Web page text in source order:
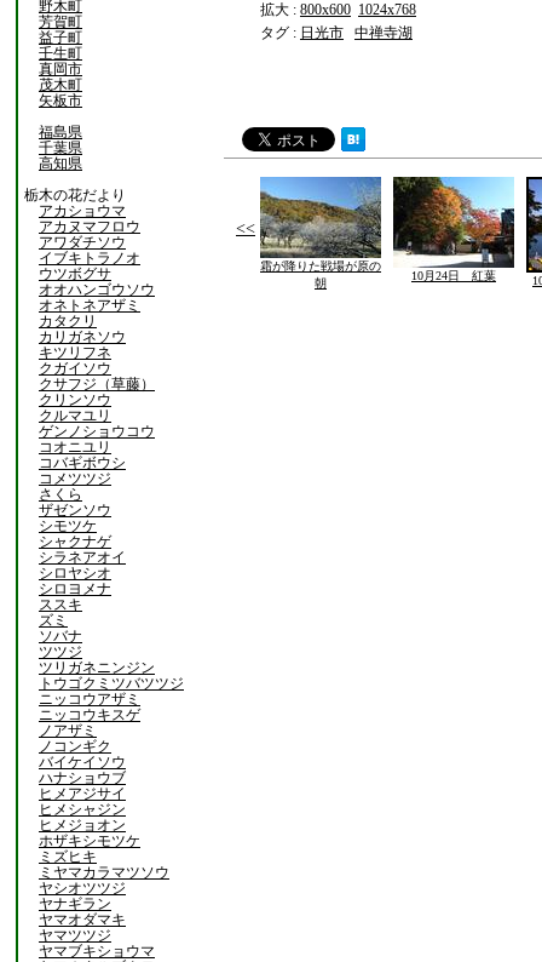
野木町
芳賀町
益子町
壬生町
真岡市
茂木町
矢板市
福島県
千葉県
高知県
栃木の花だより
アカショウマ
アカヌマフロウ
アワダチソウ
イブキトラノオ
ウツボグサ
オオハンゴウソウ
オネトネアザミ
カタクリ
カリガネソウ
キツリフネ
クガイソウ
クサフジ（草藤）
クリンソウ
クルマユリ
ゲンノショウコウ
コオニユリ
コバギボウシ
コメツツジ
さくら
ザゼンソウ
シモツケ
シャクナゲ
シラネアオイ
シロヤシオ
シロヨメナ
ススキ
ズミ
ソバナ
ツツジ
ツリガネニンジン
トウゴクミツバツツジ
ニッコウアザミ
ニッコウキスゲ
ノアザミ
ノコンギク
バイケイソウ
ハナショウブ
ヒメアジサイ
ヒメシャジン
ヒメジョオン
ホザキシモツケ
ミズヒキ
ミヤマカラマツソウ
ヤシオツツジ
ヤナギラン
ヤマオダマキ
ヤマツツジ
ヤマブキショウマ
拡大 : 800x600 1024x768
タグ : 日光市 中禅寺湖
<<
霜が降りた戦場が原の
朝
10月24日 紅葉